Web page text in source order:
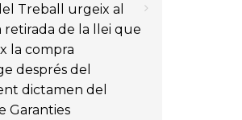
Treball urgeix al
retirada de la llei que
la compra
després del
dictamen del
Garanties